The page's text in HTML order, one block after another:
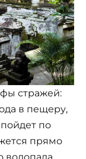
стражей:
в пещеру,
по
прямо